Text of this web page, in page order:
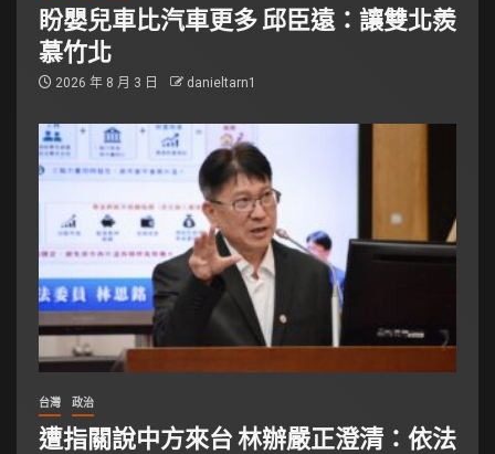
盼嬰兒車比汽車更多 邱臣遠：讓雙北羨
慕竹北
2026 年 8 月 3 日 danieltarn1
台灣 政治
遭指關說中方來台 林辦嚴正澄清：依法